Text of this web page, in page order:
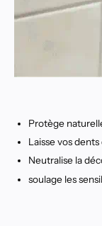
Protège
Laisse vos
Neutralise la
soulage les